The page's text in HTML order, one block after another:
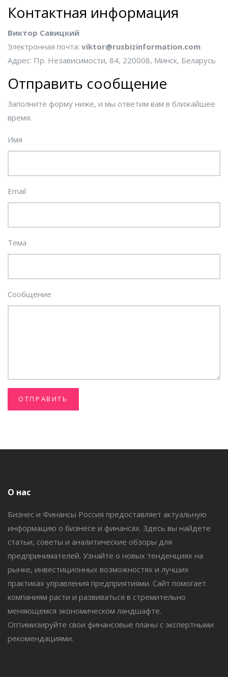
Контактная информация
Виктор Савицкий
Электронная почта: viktor@rusbizinformation.com
Адрес: Пр. Независимости, 84, 220008, Минск, Беларусь
Отправить сообщение
Заполните форму ниже, и мы ответим вам в ближайшее
время.
Имя
Email
Тема
Сообщение
ОТПРАВИТЬ
О нас
Бизнес и Финансы Россия предоставляет актуальную
информацию о бизнесе и финансах. Здесь вы найдете
статьи, советы и аналитические обзоры для
предпринимателей. Узнайте о новых тенденциях на
рынке, инвестиционных возможностях и лучших
практиках управления предприятиями. Сайт помогает
компаниям расти и развиваться в стремительно
меняющемся экономическом ландшафте.
Оптимизируйте свои финансовые планы с экспертными
рекомендациями.